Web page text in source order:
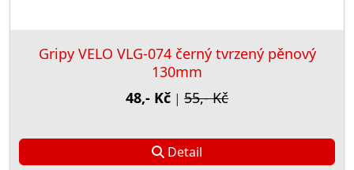
Gripy VELO VLG-074 černý tvrzený pěnový
130mm
48,- Kč | 55,- Kč
Detail